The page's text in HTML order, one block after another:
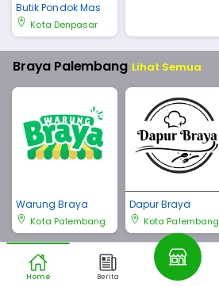
Butik Pondok Mas
Kota Denpasar
Braya Palembang Lihat Semua
Warung Braya
Kota Palembang
Dapur Braya
Kota Palembang
Braya Bali Lihat Semua
Home Berita